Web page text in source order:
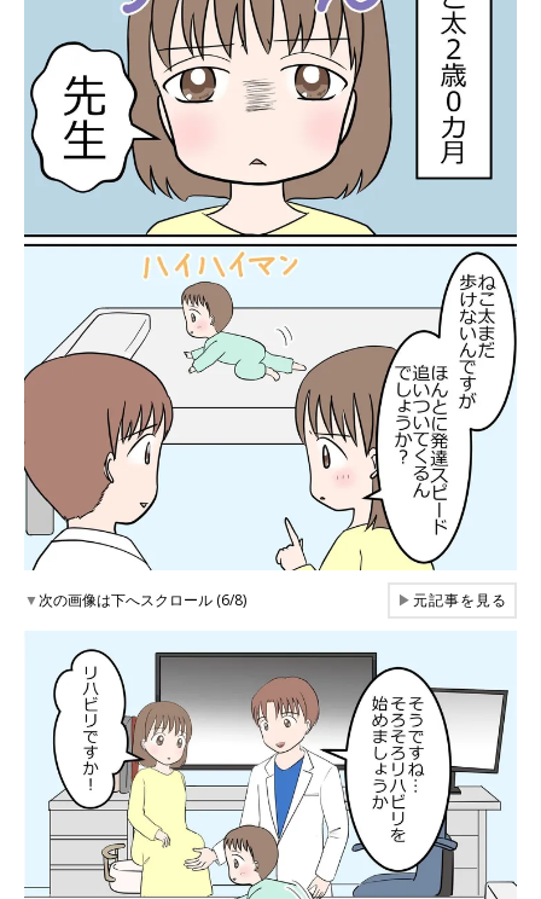
▼次の画像は下へスクロール (6/8) ▶元記事を見る